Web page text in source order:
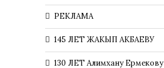
РЕКЛАМА
145 ЛЕТ ЖАКЫП АКБАЕВУ
130 ЛЕТ Алимхану Ермекову